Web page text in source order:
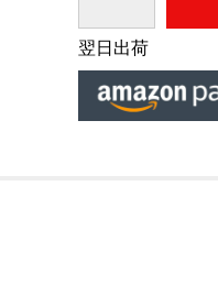
翌日出荷